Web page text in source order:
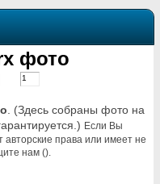
фото
. (Здесь собраны фото на
Если Вы
права или имеет не
нам ().